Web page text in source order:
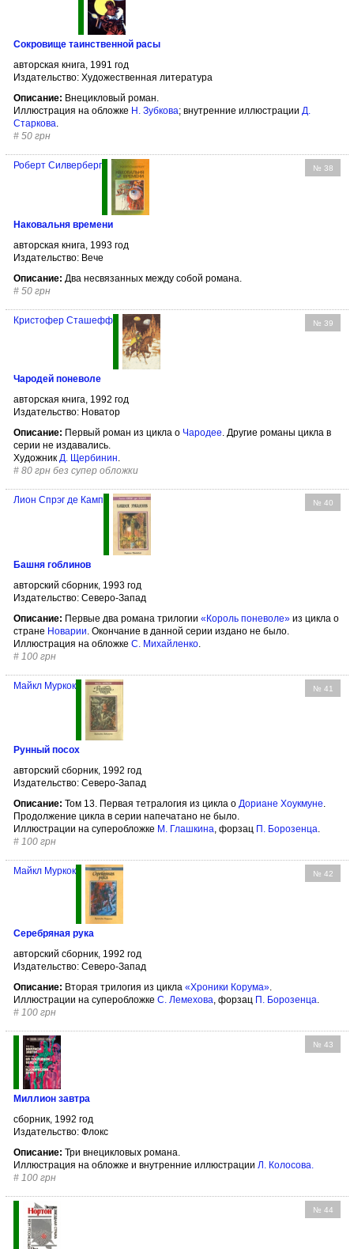
Сокровище таинственной расы
авторская книга, 1991 год
Издательство: Художественная литература
Описание: Внецикловый роман.
Иллюстрация на обложке Н. Зубкова; внутренние иллюстрации Д.
Старкова.
# 50 грн
№ 38
Роберт Силверберг
Наковальня времени
авторская книга, 1993 год
Издательство: Вече
Описание: Два несвязанных между собой романа.
# 50 грн
№ 39
Кристофер Сташефф
Чародей поневоле
авторская книга, 1992 год
Издательство: Новатор
Описание: Первый роман из цикла о Чародее. Другие романы цикла в
серии не издавались.
Художник Д. Щербинин.
# 80 грн без супер обложки
№ 40
Лион Спрэг де Камп
Башня гоблинов
авторский сборник, 1993 год
Издательство: Северо-Запад
Описание: Первые два романа трилогии «Король поневоле» из цикла о
стране Новарии . Окончание в данной серии издано не было.
Иллюстрация на обложке С. Михайленко
# 100 грн
№ 41
Майкл Муркок
Рунный посох
авторский сборник, 1992 год
Издательство: Северо-Запад
Описание: Том 13. Первая тетралогия из цикла о Дориане Хоукмуне.
Продолжение цикла в серии напечатано не было.
Иллюстрации на суперобложке М. Глашкина, форзац П. Борозенца.
# 100 грн
№ 42
Майкл Муркок
Серебряная рука
авторский сборник, 1992 год
Издательство: Северо-Запад
Описание: Вторая трилогия из цикла «Хроники Корума»
Иллюстрации на суперобложке С. Лемехова , форзац П. Борозенца
# 100 грн
№ 43
Миллион завтра
сборник, 1992 год
Издательство: Флокс
Описание: Три внецикловых романа.
Иллюстрация на обложке и внутренние иллюстрации Л. Колосова
# 100 грн
№ 44